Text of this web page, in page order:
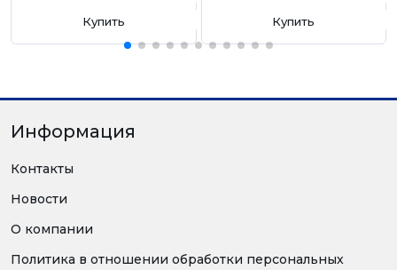
Купить Купить
Информация
Контакты
Новости
О компании
Политика в отношении обработки персональных